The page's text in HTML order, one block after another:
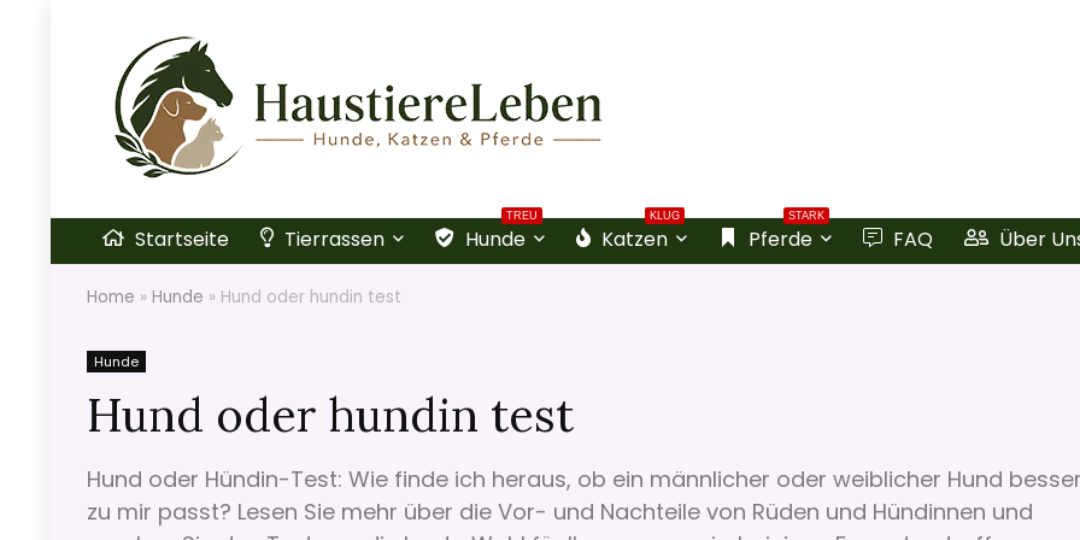
Startseite Tierrassen
TREU
Hunde
KLUG
Katzen
STARK
Pferde FAQ Über
Home » Hunde » Hund oder hundin test
Hunde
Hund oder hundin test
Hund oder Hündin-Test: Wie finde ich heraus, ob ein männlicher oder weiblicher Hund
zu mir passt? Lesen Sie mehr über die Vor- und Nachteile von Rüden und Hündinnen und